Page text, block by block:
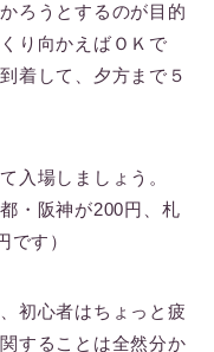
ろうとするのが目的
り向かえばＯＫで
着して、夕方まで５
入場しましょう。
・阪神が200円、札
す）
初心者はちょっと疲
することは全然分か